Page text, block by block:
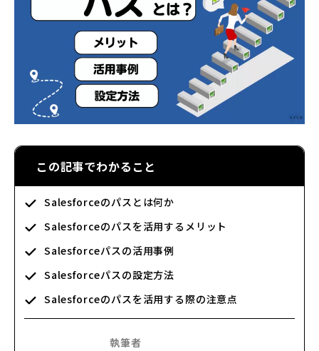
この記事でわかること
Salesforceのパスとは何か
Salesforceのパスを活用するメリット
Salesforceパスの活用事例
Salesforceパスの設定方法
Salesforceのパスを活用する際の注意点
執筆者